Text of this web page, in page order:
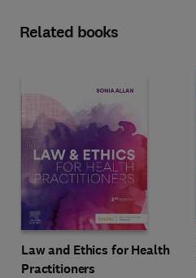
Related books
Law and Ethics for Health
Practitioners